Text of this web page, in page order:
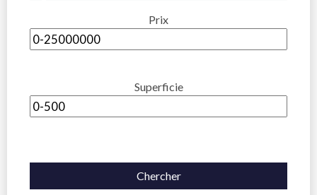
Prix
Superficie
Chercher